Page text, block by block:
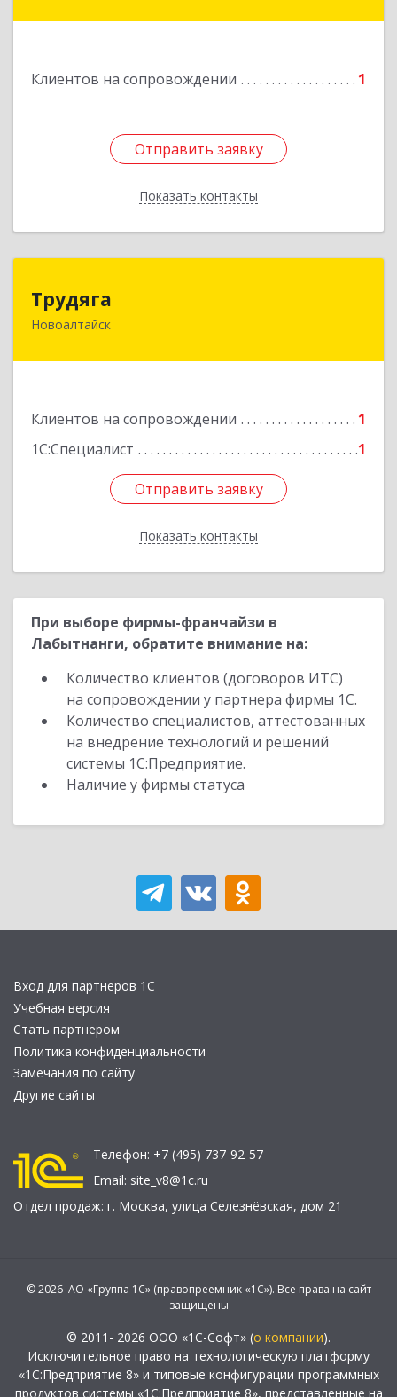
Клиентов на сопровождении 1
Отправить заявку
Показать контакты
Отправить заявку
Назад
Трудяга
Новоалтайск
Клиентов на сопровождении
1
1С:Специалист
1
Отправить заявку
Показать контакты
658080, Алтайский край, Новоалтайск г,
Отправить заявку
Назад
При выборе фирмы-франчайзи в
Лабытнанги, обратите внимание на:
Количество клиентов (договоров ИТС)
на сопровождении у партнера фирмы 1С.
Количество специалистов, аттестованных
на внедрение технологий и решений
системы 1С:Предприятие.
Наличие у фирмы статуса
Вход для партнеров 1С
Учебная версия
Стать партнером
Политика конфиденциальности
Замечания по сайту
Другие сайты
Телефон: +7 (495) 737-92-57
Email: site_v8@1c.ru
Отдел продаж: г. Москва, улица Селезнёвская, дом 21
© 2026 АО «Группа 1С» (правопреемник «1С»). Все права на сайт
защищены
© 2011- 2026 ООО «1С-Софт» (о компании).
Исключительное право на технологическую платформу
«1С:Предприятие 8» и типовые конфигурации программных
продуктов системы «1С:Предприятие 8», представленные на